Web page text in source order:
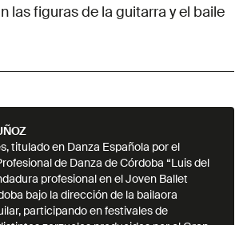
las figuras de la guitarra y el baile
titulado en Danza Española por el
de Danza de Córdoba “Luis del
profesional en el Joven Ballet
bajo la dirección de la bailaora
participando en festivales de